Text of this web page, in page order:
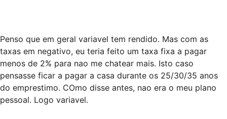
Penso que em geral variavel tem rendido. Mas com as
taxas em negativo, eu teria feito um taxa fixa a pagar
menos de 2% para nao me chatear mais. Isto caso
pensasse ficar a pagar a casa durante os 25/30/35 anos
do emprestimo. COmo disse antes, nao era o meu plano
pessoal. Logo variavel.